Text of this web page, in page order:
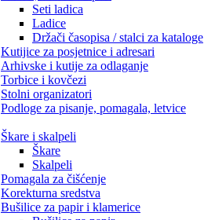
Seti ladica
Ladice
Držači časopisa / stalci za kataloge
Kutijice za posjetnice i adresari
Arhivske i kutije za odlaganje
Torbice i kovčezi
Stolni organizatori
Podloge za pisanje, pomagala, letvice
Škare i skalpeli
Škare
Skalpeli
Pomagala za čišćenje
Korekturna sredstva
Bušilice za papir i klamerice